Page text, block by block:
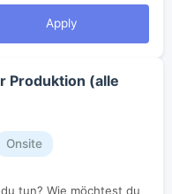
Apply
Produktion (alle
Onsite
tun? Wie möchtest du